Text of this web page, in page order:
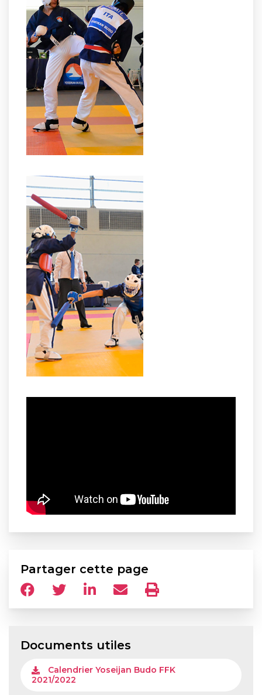
Partager cette page
Documents utiles
Calendrier Yoseijan Budo FFK
2021/2022